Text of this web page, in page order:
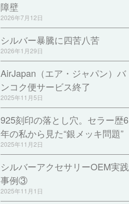
障壁
2026年7月12日
シルバー暴騰に四苦八苦
2026年1月29日
AirJapan（エア・ジャパン）バ
ンコク便サービス終了
2025年11月5日
925刻印の落とし穴。セラー歴6
年の私から見た“銀メッキ問題”
2025年11月2日
シルバーアクセサリーOEM実践
事例③
2025年11月1日